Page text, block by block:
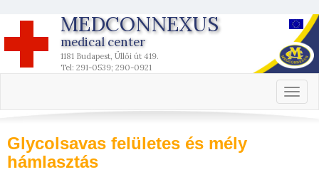
MEDCONNEXUS
medical center
1181 Budapest, Üllői út 419.
Tel: 291-0539; 290-0921
Glycolsavas felületes és mély
hámlasztás